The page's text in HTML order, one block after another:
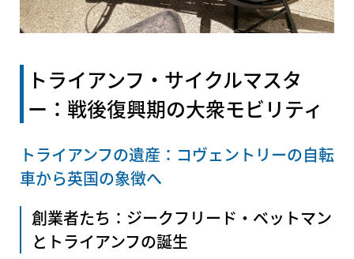
トライアンフ・サイクルマスタ
ー：戦後復興期の大衆モビリティ
トライアンフの遺産：コヴェントリーの自転
車から英国の象徴へ
創業者たち：ジークフリード・ベットマン
とトライアンフの誕生